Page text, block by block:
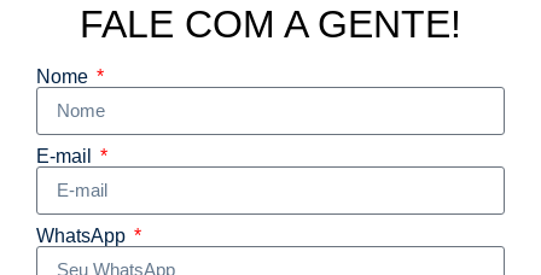
FALE COM A GENTE!
Nome
E-mail
WhatsApp